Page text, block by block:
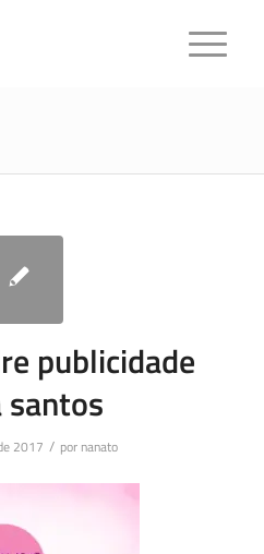
publicidade
santos
2017 / por nanato